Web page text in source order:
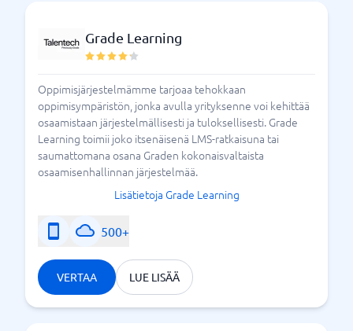
toisiinsa. Mitä arvosteluja eri toimittajat ovat saaneet
muilta asiakkailta? Mitkä ominaisuudet ovat sinulle
kehittämisjärjestelmänvalinnasta paljon
helpompaa. Löydä oikea osaamisen
kehittämisviidakosta suoraan kanssamme.
Taitojen kehittämisen edut
Grade Learning
Oppimisjärjestelmämme tarjoaa tehokkaan
oppimisympäristön, jonka avulla yrityksenne voi kehittää
osaamistaan järjestelmällisesti ja tuloksellisesti. Grade
Learning toimii joko itsenäisenä LMS-ratkaisuna tai
saumattomana osana Graden kokonaisvaltaista
osaamisenhallinnan järjestelmää.
Lisätietoja Grade Learning
500+
VERTAA LUE LISÄÄ